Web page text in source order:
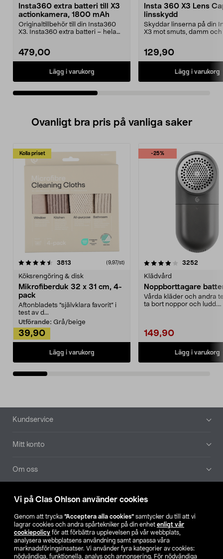
Vi på Clas Ohlson använder cookies
Genom att trycka ”Acceptera alla cookies” samtycker du till att vi
lagrar cookies och andra spårtekniker på din enhet enligt vår
cookiepolicy för att förbättra upplevelsen på vår webbplats,
analysera webbplatsens användning samt anpassa våra
marknadsföringsinsatser. Vi använder fyra kategorier av cookies:
nödvändiga, funktionella, analys och annonsering. För nödvändiga
Insta360 extra batteri till X3
actionkamera, 1800 mAh
Originaltillbehör till din Insta360
X3. Insta360 extra batteri – hela
479,00
Lägg i varukorg
Insta 360 X3 Lens
linsskydd
Skyddar linserna på din
X3 mot smuts, damm
129,90
Lägg i varukorg
Ovanligt bra pris på vanliga saker
Kolla priset
3813 (9,97/st)
Köksrengöring & disk
Mikrofiberduk 32 x 31 cm, 4-
pack
Aftonbladets "självklara favorit” i
test av d...
Utförande: Grå/beige
39,90
Lägg i varukorg
-25%
4.0av 5 stjärnor 3252
Klädvård
Noppborttagare
Vårda kläder och andra
ta bort noppor och ludd.
149,90
Lägg i varukorg
4.5av 5 stjärnor
Sidfot
Kundservice
Mitt konto
Om oss
Aktuellt
Våra bolag
Hitta butik